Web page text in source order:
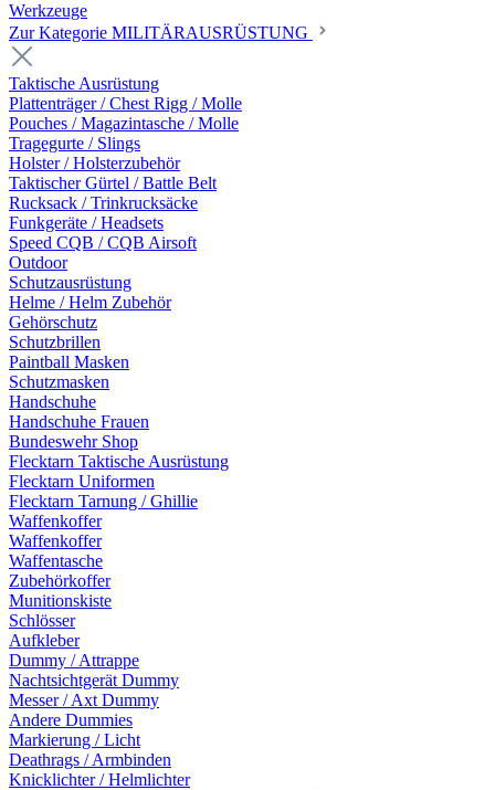
Werkzeuge
Zur Kategorie MILITÄRAUSRÜSTUNG
Taktische Ausrüstung
Plattenträger / Chest Rigg / Molle
Pouches / Magazintasche / Molle
Tragegurte / Slings
Holster / Holsterzubehör
Taktischer Gürtel / Battle Belt
Rucksack / Trinkrucksäcke
Funkgeräte / Headsets
Speed CQB / CQB Airsoft
Outdoor
Schutzausrüstung
Helme / Helm Zubehör
Gehörschutz
Schutzbrillen
Paintball Masken
Schutzmasken
Handschuhe
Handschuhe Frauen
Bundeswehr Shop
Flecktarn Taktische Ausrüstung
Flecktarn Uniformen
Flecktarn Tarnung / Ghillie
Waffenkoffer
Waffenkoffer
Waffentasche
Zubehörkoffer
Munitionskiste
Schlösser
Aufkleber
Dummy / Attrappe
Nachtsichtgerät Dummy
Messer / Axt Dummy
Andere Dummies
Markierung / Licht
Deathrags / Armbinden
Knicklichter / Helmlichter